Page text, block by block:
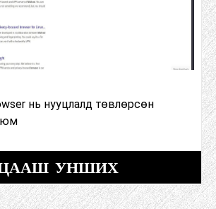
нь нууцлалд төвлөрсөн
юм
УНШИХ